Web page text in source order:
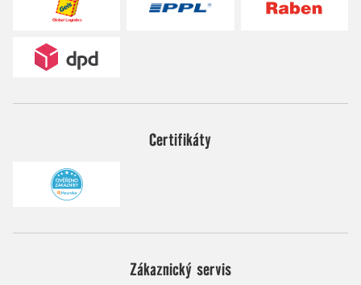
Certifikáty
Zákaznický servis